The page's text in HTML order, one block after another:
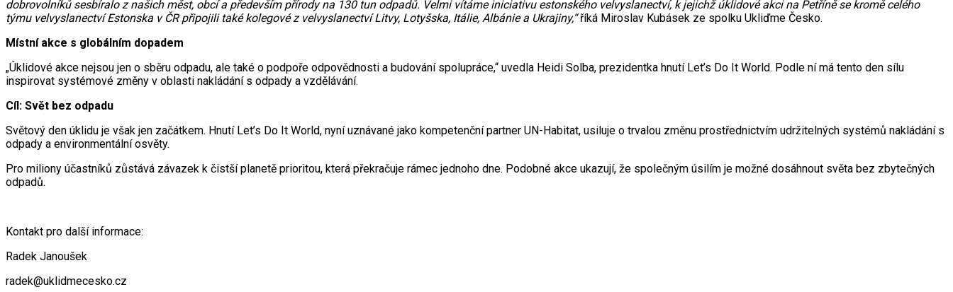
dobrovolníků sesbíralo z našich měst, obcí a především přírody na 130 tun odpadů. Velmi vítáme iniciativu estonského velvyslanectví, k jejichž úklidové akci na Petříně se kromě celého
týmu velvyslanectví Estonska v ČR připojili také kolegové z velvyslanectví Litvy, Lotyšska, Itálie, Albánie a Ukrajiny,“říká Miroslav Kubásek ze spolku Ukliďme Česko.
Místní akce s globálním dopadem
„Úklidové akce nejsou jen o sběru odpadu, ale také o podpoře odpovědnosti a budování spolupráce,“ uvedla Heidi Solba, prezidentka hnutí Let’s Do It World. Podle ní má tento den sílu
inspirovat systémové změny v oblasti nakládání s odpady a vzdělávání.
Cíl: Svět bez odpadu
Světový den úklidu je však jen začátkem. Hnutí Let’s Do It World, nyní uznávané jako kompetenční partner UN-Habitat, usiluje o trvalou změnu prostřednictvím udržitelných systémů nakládání s
odpady a environmentální osvěty.
Pro miliony účastníků zůstává závazek k čistší planetě prioritou, která překračuje rámec jednoho dne. Podobné akce ukazují, že společným úsilím je možné dosáhnout světa bez zbytečných
odpadů.
Kontakt pro další informace:
Radek Janoušek
radek@uklidmecesko.cz